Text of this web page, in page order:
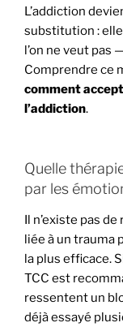
L’addiction
substitution :
l’on ne veut pas
Comprendre ce
comment
l’addiction.
Quelle
par les
Il n’existe pas
liée à un trauma
la plus efficace.
TCC est
ressentent un
déjà essayé